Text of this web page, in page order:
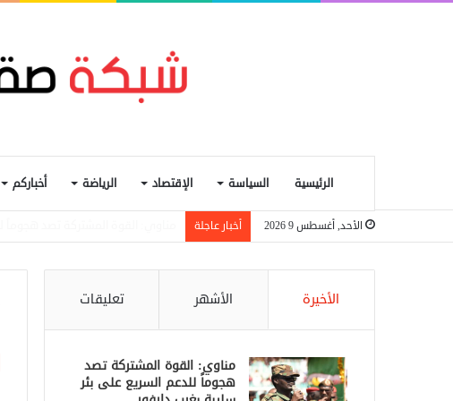
الرئيسية السياسة الإقتصاد الرياضة أخباركم
الأحد, أغسطس 9 2026 أخبار عاجلة
الأخيرة الأشهر تعليقات
مناوي: القوة المشتركة تصد
هجوماً للدعم السريع على بئر